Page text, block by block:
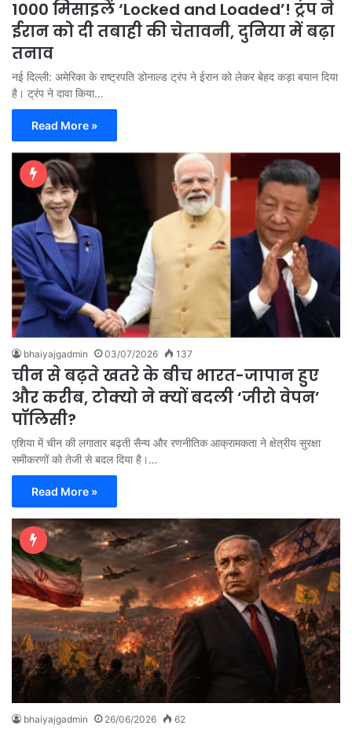
1000 मिसाइलें ‘Locked and Loaded’! ट्रंप ने
ईरान को दी तबाही की चेतावनी, दुनिया में बढ़ा
तनाव
नई दिल्ली: अमेरिका के राष्ट्रपति डोनाल्ड ट्रंप ने ईरान को लेकर बेहद कड़ा बयान दिया
है। ट्रंप ने दावा किया…
Read More »
bhaiyajgadmin 03/07/2026 137
चीन से बढ़ते खतरे के बीच भारत-जापान हुए
और करीब, टोक्यो ने क्यों बदली ‘जीरो वेपन’
पॉलिसी?
एशिया में चीन की लगातार बढ़ती सैन्य और रणनीतिक आक्रामकता ने क्षेत्रीय सुरक्षा
समीकरणों को तेजी से बदल दिया है।…
Read More »
bhaiyajgadmin 26/06/2026 62